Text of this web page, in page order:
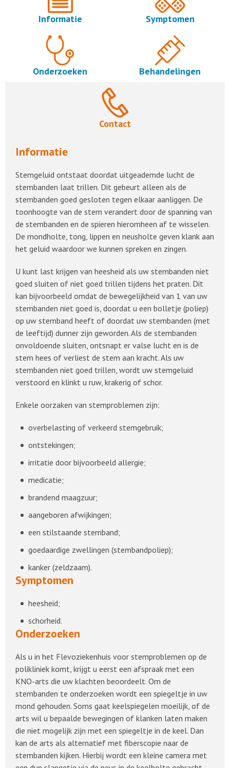
Informatie Symptomen
Onderzoeken Behandelingen
Contact
Informatie
Stemgeluid ontstaat doordat uitgeademde lucht de
stembanden laat trillen. Dit gebeurt alleen als de
stembanden goed gesloten tegen elkaar aanliggen. De
toonhoogte van de stem verandert door de spanning van
de stembanden en de spieren hieromheen af te wisselen.
De mondholte, tong, lippen en neusholte geven klank aan
het geluid waardoor we kunnen spreken en zingen.
U kunt last krijgen van heesheid als uw stembanden niet
goed sluiten of niet goed trillen tijdens het praten. Dit
kan bijvoorbeeld omdat de bewegelijkheid van 1 van uw
stembanden niet goed is, doordat u een bolletje (poliep)
op uw stemband heeft of doordat uw stembanden (met
de leeftijd) dunner zijn geworden. Als de stembanden
onvoldoende sluiten, ontsnapt er valse lucht en is de
stem hees of verliest de stem aan kracht. Als uw
stembanden niet goed trillen, wordt uw stemgeluid
verstoord en klinkt u ruw, krakerig of schor.
Enkele oorzaken van stemproblemen zijn:
overbelasting of verkeerd stemgebruik;
ontstekingen;
irritatie door bijvoorbeeld allergie;
medicatie;
brandend maagzuur;
aangeboren afwijkingen;
een stilstaande stemband;
goedaardige zwellingen (stembandpoliep);
kanker (zeldzaam).
Symptomen
heesheid;
schorheid.
Onderzoeken
Als u in het Flevoziekenhuis voor stemproblemen op de
polikliniek komt, krijgt u eerst een afspraak met een
KNO-arts die uw klachten beoordeelt. Om de
stembanden te onderzoeken wordt een spiegeltje in uw
mond gehouden. Soms gaat keelspiegelen moeilijk, of de
arts wil u bepaalde bewegingen of klanken laten maken
die niet mogelijk zijn met een spiegeltje in de keel. Dan
kan de arts als alternatief met fiberscopie naar de
stembanden kijken. Hierbij wordt een kleine camera met